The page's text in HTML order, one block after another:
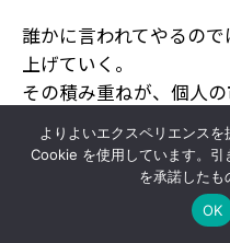
誰かに言われてやるの
上げていく。
その積み重ねが、個人
なります。
ぜひ一つひとつの仕事
いか？」と自分に問い
成長は、特別な場では
よりよいエクスペリエンス
Cookie を使用しています。
を承諾したも
OK